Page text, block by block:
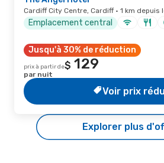
Cardiff City Centre, Cardiff · 1 km
Emplacement central
Jusqu'à 30% de réduction
prix à partir de$ 129
par nuit
Voir prix
Explorer plus